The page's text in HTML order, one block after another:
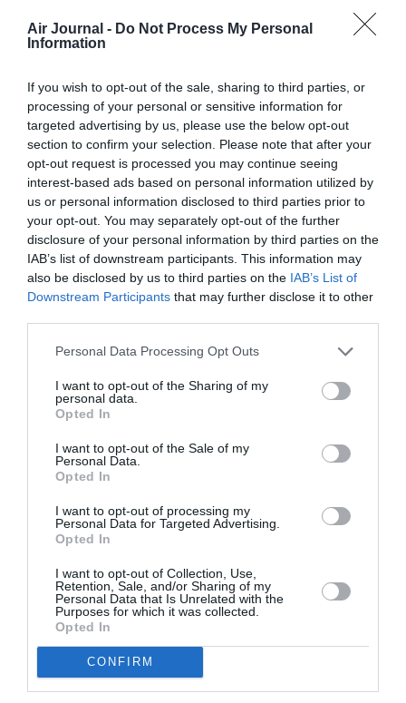
Air Journal - Do Not Process My Personal
Information
If you wish to opt-out of the sale, sharing to third parties, or
processing of your personal or sensitive information for
targeted advertising by us, please use the below opt-out
section to confirm your selection. Please note that after your
opt-out request is processed you may continue seeing
interest-based ads based on personal information utilized by
us or personal information disclosed to third parties prior to
your opt-out. You may separately opt-out of the further
disclosure of your personal information by third parties on the
IAB’s list of downstream participants. This information may
also be disclosed by us to third parties on the IAB’s List of
Downstream Participants that may further disclose it to other
Personal Data Processing Opt Outs
I want to opt-out of the Sharing of my
personal data.
Opted In
I want to opt-out of the Sale of my
Personal Data.
Opted In
I want to opt-out of processing my
Personal Data for Targeted Advertising.
Opted In
I want to opt-out of Collection, Use,
Retention, Sale, and/or Sharing of my
Personal Data that Is Unrelated with the
Purposes for which it was collected.
Opted In
CONFIRM
faire de différence entre les Max et le NG.
Greg765 a
commenté :
23 janvier
2023 - 11 h 55
min
Il reste plein de façons de faire la
différence entre un NG et un
Max. Même les winglets sont
différents.
Je trouve quand même ça
curieux que quelqu’un qui ne sait
nombreuses) ait des avis très
sais bien que toutes les peurs ne
sont pas rationnelles. Comme
Soit.
secteur donc après si ça déplaît
à une minorité parce que l’aspect
grand chose !
RÉPONDRE
Tiloa commenté :
2023 - 12 h 03